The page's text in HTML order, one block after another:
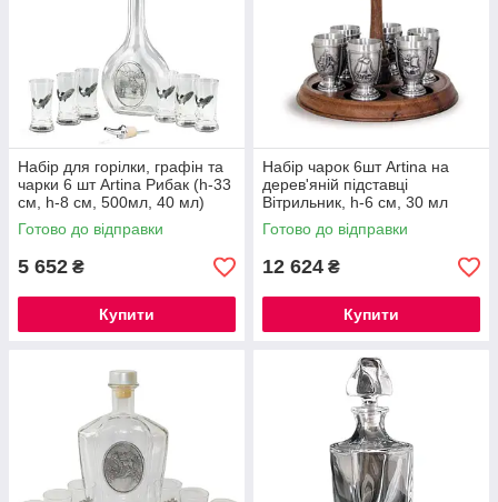
Набір для горілки, графін та
чарки 6 шт Artina Рибак (h-33
см, h-8 см, 500мл, 40 мл)
Готово до відправки
5 652 ₴
Купити
Набір чарок 6шт Artina на
дерев'яній підставці
Вітрильник, h-6 см, 30 мл
(16296a)
Готово до відправки
12 624 ₴
Купити